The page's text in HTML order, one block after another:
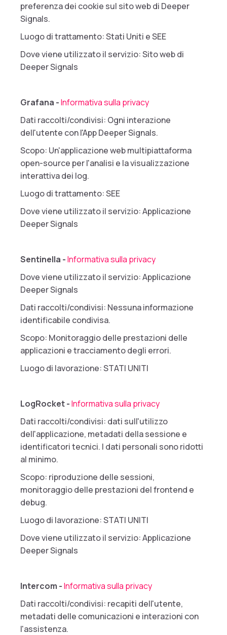
preferenza dei cookie sul sito web di Deeper
Signals.
Luogo di trattamento: Stati Uniti e SEE
Dove viene utilizzato il servizio: Sito web di
Deeper Signals
Grafana -Informativa sulla privacy
Dati raccolti/condivisi: Ogni interazione
dell'utente con l'App Deeper Signals.
Scopo: Un'applicazione web multipiattaforma
open-source per l'analisi e la visualizzazione
interattiva dei log.
Luogo di trattamento: SEE
Dove viene utilizzato il servizio: Applicazione
Deeper Signals
Sentinella -Informativa sulla privacy
Dove viene utilizzato il servizio: Applicazione
Deeper Signals
Dati raccolti/condivisi: Nessuna informazione
identificabile condivisa.
Scopo: Monitoraggio delle prestazioni delle
applicazioni e tracciamento degli errori.
Luogo di lavorazione: STATI UNITI
LogRocket -Informativa sulla privacy
Dati raccolti/condivisi: dati sull'utilizzo
dell'applicazione, metadati della sessione e
identificatori tecnici. I dati personali sono ridotti
al minimo.
Scopo: riproduzione delle sessioni,
monitoraggio delle prestazioni del frontend e
debug.
Luogo di lavorazione: STATI UNITI
Dove viene utilizzato il servizio: Applicazione
Deeper Signals
Intercom -Informativa sulla privacy
Dati raccolti/condivisi: recapiti dell'utente,
metadati delle comunicazioni e interazioni con
l'assistenza.